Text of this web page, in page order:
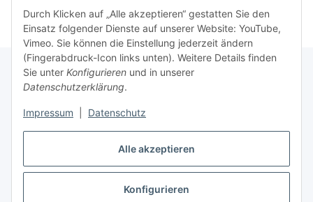
Alle akzeptieren
Konfigurieren
Durch Klicken auf „Alle akzeptieren“ gestatten Sie den
Einsatz folgender Dienste auf unserer Website: YouTube,
Vimeo. Sie können die Einstellung jederzeit ändern
(Fingerabdruck-Icon links unten). Weitere Details finden
Sie unter Konfigurieren und in unserer
Datenschutzerklärung.
Impressum Datenschutz
Gesetzliche Informationen
Vertrag widerrufen